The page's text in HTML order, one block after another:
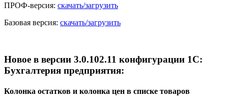
ПРОФ-версия: скачать/загрузить
Базовая версия: скачать/загрузить
Новое в версии 3.0.102.11 конфигурации 1С:
Бухгалтерия предприятия:
Колонка остатков и колонка цен в списке товаров